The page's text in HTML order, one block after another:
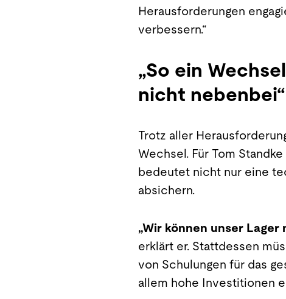
Herausforderungen
verbessern.“
„So ein
nicht nebenbei“
Trotz aller
Wechsel. Für Tom
bedeutet nicht nur eine
absichern.
„Wir können unser
erklärt er. Stattdessen
von Schulungen für das
allem hohe Investitionen